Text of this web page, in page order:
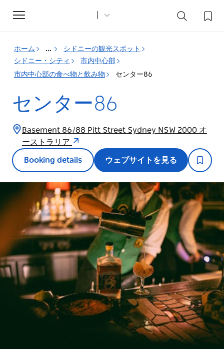
Toggle
navigation
ホーム ...
シドニーの観光スポット
シドニー・シティ
市内中心部
市内中心部の食べ物と飲み物
センター86
センター86
Basement 86/88 Pitt Street Sydney NSW 2000 オ
ーストラリア
Booking details ウェブサイトを見る